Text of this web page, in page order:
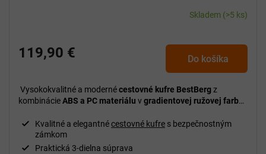
Skladem (>5 ks)
119,90 € Do košíka
Vysokokvalitné a modernécestovné kufre BestBerg z
kombinácieABS a PC materiálu vgradientovej ružovej farbe
objemom48, 70 a 104 lideálna na krátke aj dlhé cesty.
Kvalitné a elegantnécestovné kufre s bezpečnostným
zámkom
Praktická 3-dielna súprava